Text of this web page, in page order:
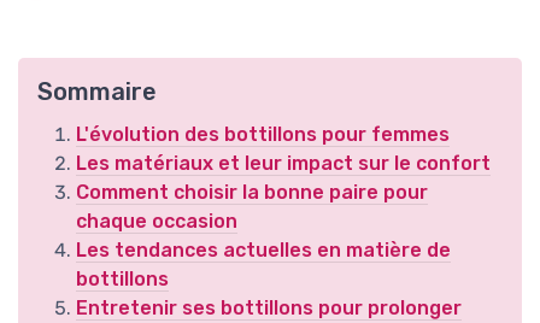
Sommaire
L'évolution des bottillons pour femmes
Les matériaux et leur impact sur le confort
Comment choisir la bonne paire pour
chaque occasion
Les tendances actuelles en matière de
bottillons
Entretenir ses bottillons pour prolonger